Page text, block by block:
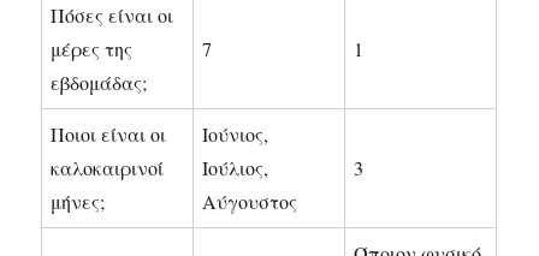
Πόσες είναι οι
μέρες της
εβδομάδας;
7 1
Ποιοι είναι οι
καλοκαιρινοί
μήνες;
Ιούνιος,
Ιούλιος,
Αύγουστος
3